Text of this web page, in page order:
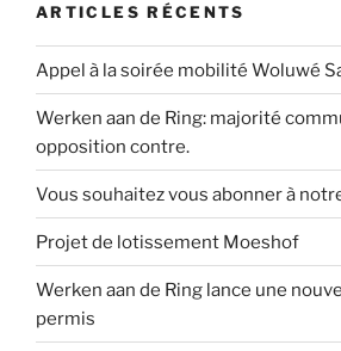
ARTICLES RÉCENTS
Appel à la soirée mobilité Woluwé
Werken aan de Ring: majorité
opposition contre.
Vous souhaitez vous abonner à
Projet de lotissement Moeshof
Werken aan de Ring lance une
permis